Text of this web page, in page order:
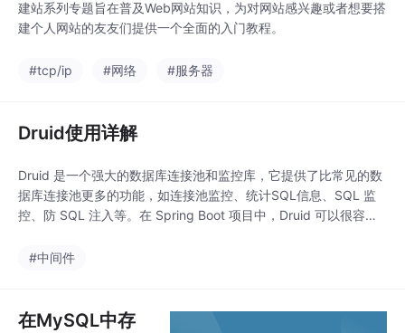
建站系列专题旨在普及Web网站知识，为对网站感兴趣或者想要搭
建个人网站的友友们提供一个全面的入门教程。
#tcp/ip #网络 #服务器
Druid使用详解
Druid 是一个强大的数据库连接池和监控库，它提供了比常见的数
据库连接池更多的功能，如连接池监控、统计SQL信息、SQL 监
控、防 SQL 注入等。在 Spring Boot 项目中，Druid 可以很容易
#中间件
在MySQL中存